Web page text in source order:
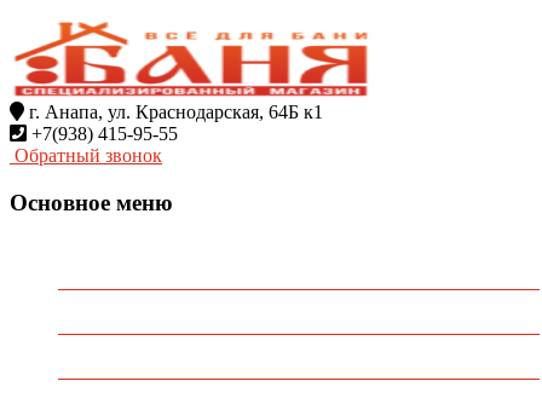
г. Анапа, ул. Краснодарская, 64Б к1
+7(938) 415-95-55
Обратный звонок
Основное меню